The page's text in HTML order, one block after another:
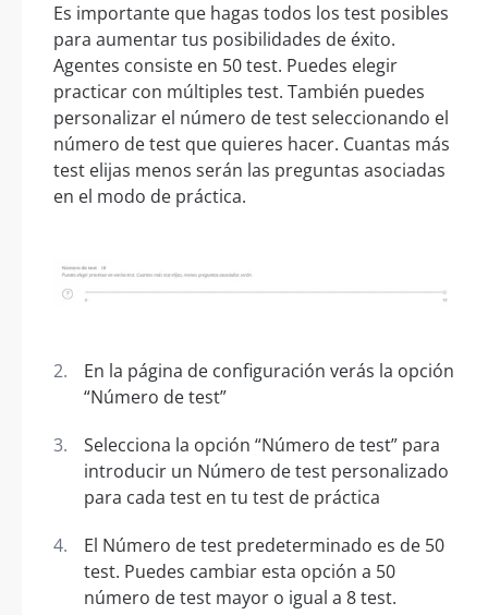
Es importante que hagas todos los test posibles
para aumentar tus posibilidades de éxito.
Agentes consiste en 50 test. Puedes elegir
practicar con múltiples test. También puedes
personalizar el número de test seleccionando el
número de test que quieres hacer. Cuantas más
test elijas menos serán las preguntas asociadas
en el modo de práctica.
En la página de configuración verás la opción
“Número de test”
Selecciona la opción “Número de test” para
introducir un Número de test personalizado
para cada test en tu test de práctica
El Número de test predeterminado es de 50
test. Puedes cambiar esta opción a 50
número de test mayor o igual a 8 test.